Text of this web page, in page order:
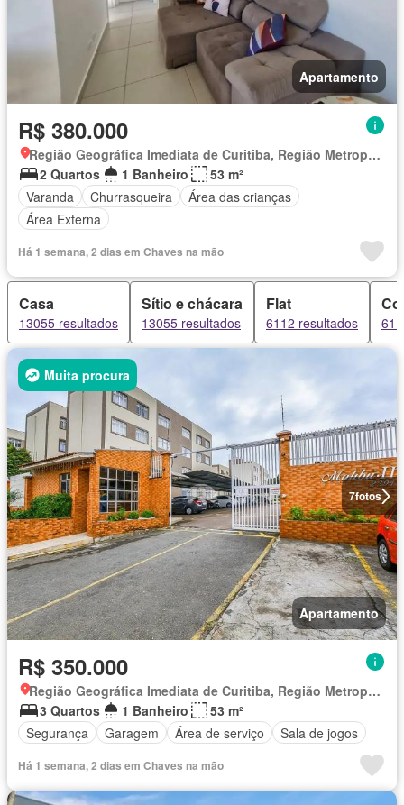
Apartamento
R$ 380.000
Região Geográfica Imediata de Curitiba, Região Metropolitana de Curitiba
2 Quartos
1 Banheiro
53 m²
Varanda
Churrasqueira
Área das crianças
Área Externa
Há 1 semana, 2 dias em Chaves na mão
Casa
13055 resultados
Sítio e chácara
13055 resultados
Flat
6112 resultados
7fotos
Muita procura
Apartamento
R$ 350.000
Região Geográfica Imediata de Curitiba, Região Metropolitana de Curitiba
3 Quartos
1 Banheiro
53 m²
Segurança
Garagem Área de serviço Sala de jogos
Há 1 semana, 2 dias em Chaves na mão